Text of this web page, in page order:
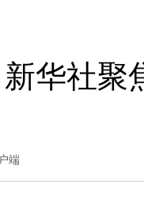
华社聚
端